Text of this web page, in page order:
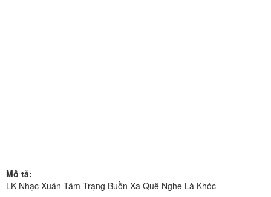
Mô tả:
LK Nhạc Xuân Tâm Trạng Buồn Xa Quê Nghe Là Khóc